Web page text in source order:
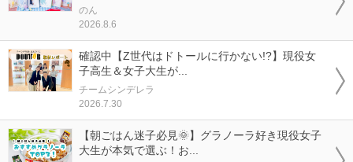
のん
2026.8.6
確認中【Z世代はドトールに行かない!?】現役女
子高生＆女子大生が...
チームシンデレラ
2026.7.30
【朝ごはん迷子必見🌞】グラノーラ好き現役女子
大生が本気で選ぶ！お...